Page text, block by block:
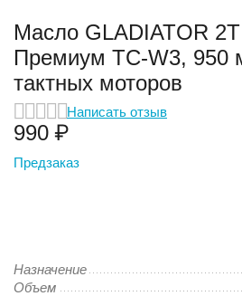
Масло GLADIATOR
Премиум TC-W3, 950
тактных моторов
Написать отзыв
‍990‍ ₽
Предзаказ
Назначение
Объем